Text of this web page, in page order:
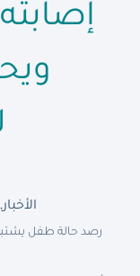
الأخبار,
رصد حالة طفل يشتبه